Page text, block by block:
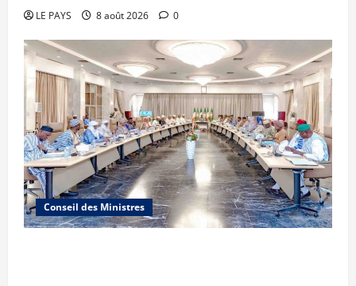
LE PAYS 8 août 2026 0
Conseil des Ministres